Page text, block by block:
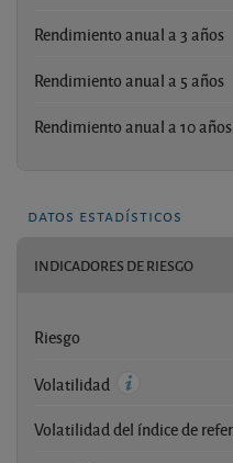
Rendimiento anual a 3 años
Rendimiento anual a 5 años
Rendimiento anual a 10 años
datos estadísticos
INDICADORES DE RIESGO
Riesgo
Volatilidad
Volatilidad del índice de